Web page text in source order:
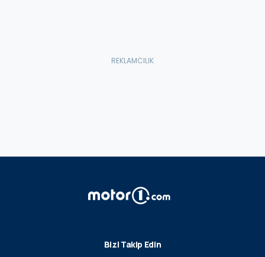
Bizi Takip Edin